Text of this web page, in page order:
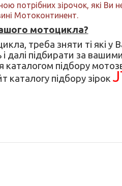
потрібних зірочок, які Ви
Мотоконтинент.
мотоцикла?
треба зняти ті які у
далі підбирати за
підбору
підбору зірок